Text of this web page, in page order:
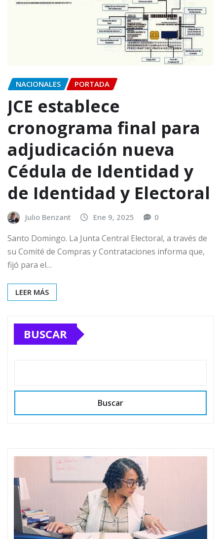
NACIONALES PORTADA
JCE establece
cronograma final para
adjudicación nueva
Cédula de Identidad y
de Identidad y Electoral
Julio Benzant Ene 9, 2025 0
Santo Domingo. La Junta Central Electoral, a través de
su Comité de Compras y Contrataciones informa que,
fijó para el…
LEER MÁS
BUSCAR
Buscar